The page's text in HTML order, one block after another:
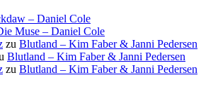
– Daniel Cole
Muse – Daniel Cole
zu Blutland – Kim Faber & Janni Pedersen
Blutland – Kim Faber & Janni Pedersen
zu Blutland – Kim Faber & Janni Pedersen